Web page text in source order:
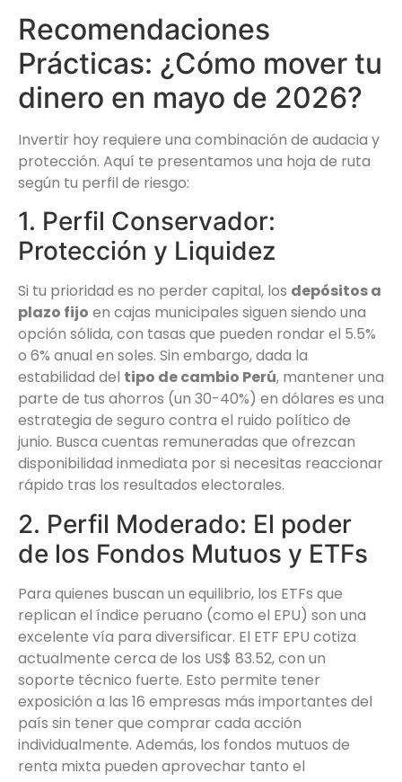
Recomendaciones
Prácticas: ¿Cómo mover tu
dinero en mayo de 2026?
Invertir hoy requiere una combinación de audacia y
protección. Aquí te presentamos una hoja de ruta
según tu perfil de riesgo:
1. Perfil Conservador:
Protección y Liquidez
Si tu prioridad es no perder capital, los depósitos a
plazo fijo en cajas municipales siguen siendo una
opción sólida, con tasas que pueden rondar el 5.5%
o 6% anual en soles. Sin embargo, dada la
estabilidad del tipo de cambio Perú, mantener una
parte de tus ahorros (un 30-40%) en dólares es una
estrategia de seguro contra el ruido político de
junio. Busca cuentas remuneradas que ofrezcan
disponibilidad inmediata por si necesitas reaccionar
rápido tras los resultados electorales.
2. Perfil Moderado: El poder
de los Fondos Mutuos y ETFs
Para quienes buscan un equilibrio, los ETFs que
replican el índice peruano (como el EPU) son una
excelente vía para diversificar. El ETF EPU cotiza
actualmente cerca de los US$ 83.52, con un
soporte técnico fuerte. Esto permite tener
exposición a las 16 empresas más importantes del
país sin tener que comprar cada acción
individualmente. Además, los fondos mutuos de
renta mixta pueden aprovechar tanto el